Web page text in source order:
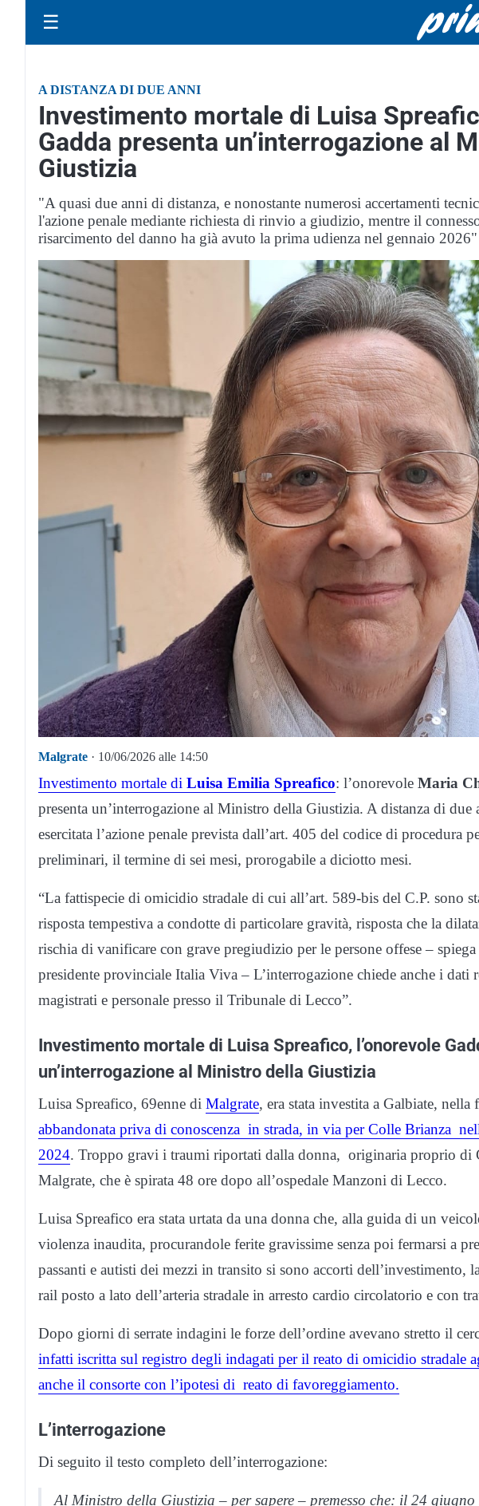
☰
A DISTANZA DI DUE ANNI
Investimento mortale di Luisa
Gadda presenta un’interrogazione al
Giustizia
"A quasi due anni di distanza, e nonostante numerosi accertamenti
l'azione penale mediante richiesta di rinvio a giudizio, mentre il
risarcimento del danno ha già avuto la prima udienza nel gennaio 2026"
Malgrate · 10/06/2026 alle 14:50
Investimento mortale di Luisa Emilia Spreafico: l’onorevole Maria
presenta un’interrogazione al Ministro della Giustizia. A distanza di
esercitata l’azione penale prevista dall’art. 405 del codice di procedura
preliminari, il termine di sei mesi, prorogabile a diciotto mesi.
“La fattispecie di omicidio stradale di cui all’art. 589-bis del C.P. sono
risposta tempestiva a condotte di particolare gravità, risposta che la
rischia di vanificare con grave pregiudizio per le persone offese –
presidente provinciale Italia Viva – L’interrogazione chiede anche i dati
magistrati e personale presso il Tribunale di Lecco”.
Investimento mortale di Luisa Spreafico, l’onorevole
un’interrogazione al Ministro della Giustizia
Luisa Spreafico, 69enne di Malgrate, era stata investita a Galbiate, nella
abbandonata priva di conoscenza in strada, in via per Colle Brianza
2024. Troppo gravi i traumi riportati dalla donna, originaria proprio di
Malgrate, che è spirata 48 ore dopo all’ospedale Manzoni di Lecco.
Luisa Spreafico era stata urtata da una donna che, alla guida di un
violenza inaudita, procurandole ferite gravissime senza poi fermarsi a
passanti e autisti dei mezzi in transito si sono accorti dell’investimento,
rail posto a lato dell’arteria stradale in arresto cardio circolatorio e con
Dopo giorni di serrate indagini le forze dell’ordine avevano stretto il
infatti iscritta sul registro degli indagati per il reato di omicidio stradale
anche il consorte con l’ipotesi di reato di favoreggiamento.
L’interrogazione
Di seguito il testo completo dell’interrogazione:
Al Ministro della Giustizia – per sapere – premesso che: il 24